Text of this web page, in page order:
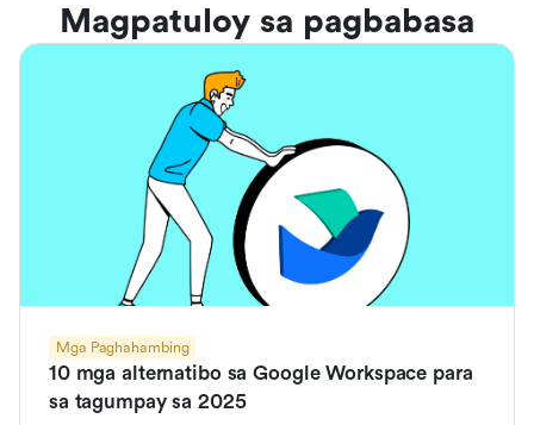
Magpatuloy sa pagbabasa
Mga Paghahambing
10 mga alternatibo sa Google Workspace para
sa tagumpay sa 2025